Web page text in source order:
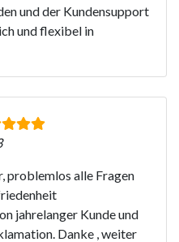
und der Kundensupport
und flexibel in
problemlos alle Fragen
jahrelanger Kunde und
Danke , weiter